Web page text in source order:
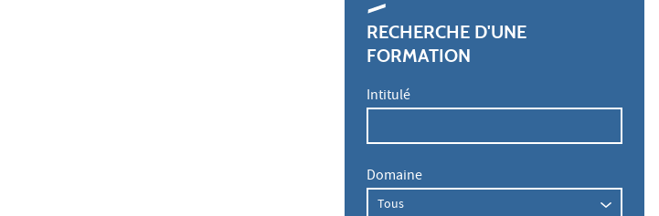
RECHERCHE D'UNE
FORMATION
Intitulé
Domaine